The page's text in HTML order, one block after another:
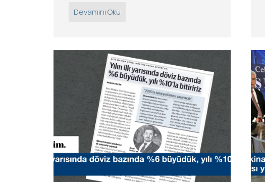
Devamını Oku